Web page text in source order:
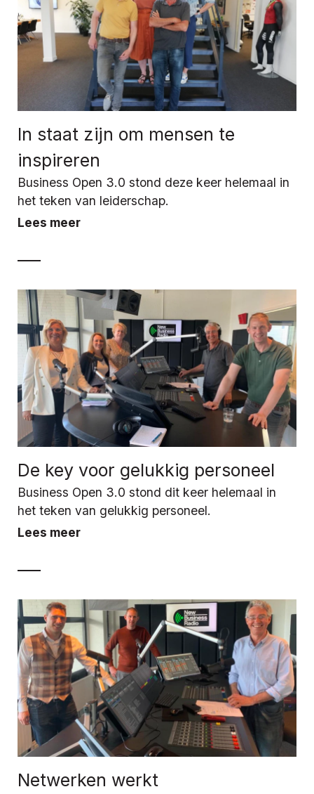
In staat zijn om mensen te
inspireren
Business Open 3.0 stond deze keer helemaal in
het teken van leiderschap.
Lees meer
De key voor gelukkig personeel
Business Open 3.0 stond dit keer helemaal in
het teken van gelukkig personeel.
Lees meer
Netwerken werkt